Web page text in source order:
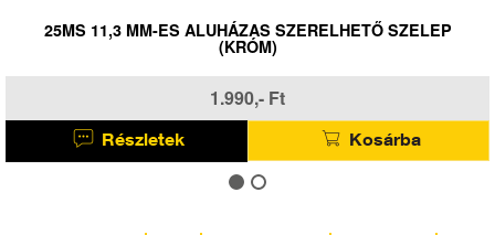
SZELEP
Kosárba
25MS 11,3 MM-ES ALUHÁZAS
Részletek